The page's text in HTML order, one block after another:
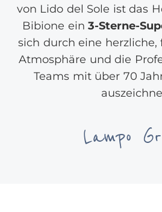
von Lido del Sole ist das
Bibione ein3-Sterne-
sich durch eine
Atmosphäre und die
Teams mit über 70
Lampo